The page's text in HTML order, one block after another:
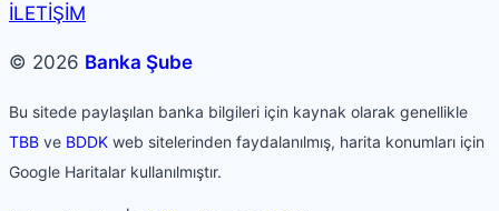
İLETİŞİM
© 2026 Banka Şube
Bu sitede paylaşılan banka bilgileri için kaynak olarak genellikle
TBB ve BDDK web sitelerinden faydalanılmış, harita konumları için
Google Haritalar kullanılmıştır.